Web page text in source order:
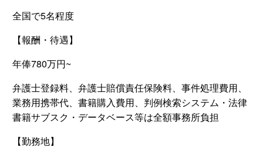
全国で5名程度
【報酬・待遇】
年俸780万円~
弁護士登録料、弁護士賠償責任保険料、事件処理費用、
業務用携帯代、書籍購入費用、判例検索システム・法律
書籍サブスク・データベース等は全額事務所負担
【勤務地】